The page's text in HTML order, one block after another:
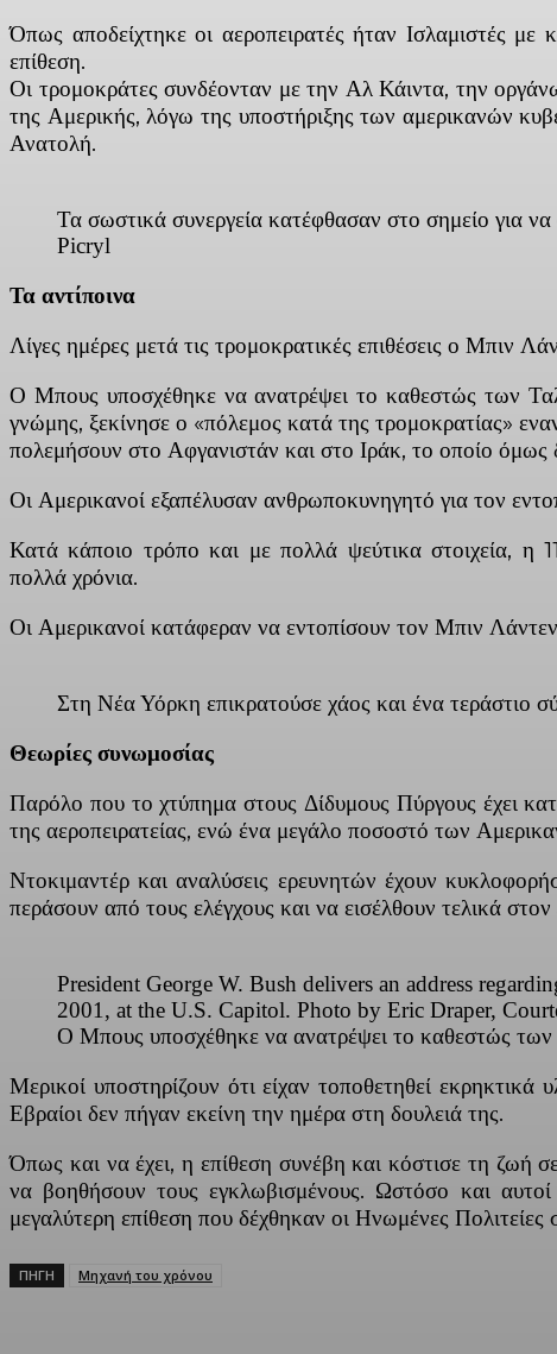
Όπως αποδείχτηκε οι αεροπειρατές ήταν Ισλαμιστές
επίθεση.
Οι τρομοκράτες συνδέονταν με την Αλ Κάιντα, την
της Αμερικής, λόγω της υποστήριξης των αμερικανών
Ανατολή.
Τα σωστικά συνεργεία κατέφθασαν στο σημείο για
Picryl
Τα αντίποινα
Λίγες ημέρες μετά τις τρομοκρατικές επιθέσεις ο Μπιν
Ο Μπους υποσχέθηκε να ανατρέψει το καθεστώς των
γνώμης, ξεκίνησε ο «πόλεμος κατά της τρομοκρατίας»
πολεμήσουν στο Αφγανιστάν και στο Ιράκ, το οποίο όμως
Οι Αμερικανοί εξαπέλυσαν ανθρωποκυνηγητό για τον
Κατά κάποιο τρόπο και με πολλά ψεύτικα στοιχεία, η
πολλά χρόνια.
Οι Αμερικανοί κατάφεραν να εντοπίσουν τον Μπιν
Στη Νέα Υόρκη επικρατούσε χάος και ένα
Θεωρίες συνωμοσίας
Παρόλο που το χτύπημα στους Δίδυμους Πύργους έχει
της αεροπειρατείας, ενώ ένα μεγάλο ποσοστό των
Ντοκιμαντέρ και αναλύσεις ερευνητών έχουν
περάσουν από τους ελέγχους και να εισέλθουν τελικά
President George W. Bush delivers an address
2001, at the U.S. Capitol. Photo by Eric Draper,
Ο Μπους υποσχέθηκε να ανατρέψει το καθεστώς των
Μερικοί υποστηρίζουν ότι είχαν τοποθετηθεί
Εβραίοι δεν πήγαν εκείνη την ημέρα στη δουλειά της.
Όπως και να έχει, η επίθεση συνέβη και κόστισε τη ζωή
να βοηθήσουν τους εγκλωβισμένους. Ωστόσο και αυτοί
μεγαλύτερη επίθεση που δέχθηκαν οι Ηνωμένες
ΠΗΓΗ Μηχανή του χρόνου